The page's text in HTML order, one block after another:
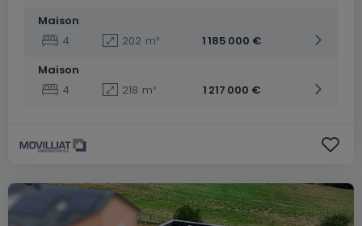
Maison
4
202 m²
1 185 000 €
Maison
4
218 m² 1 217 000 €